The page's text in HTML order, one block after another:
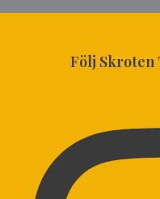
Följ Skroten